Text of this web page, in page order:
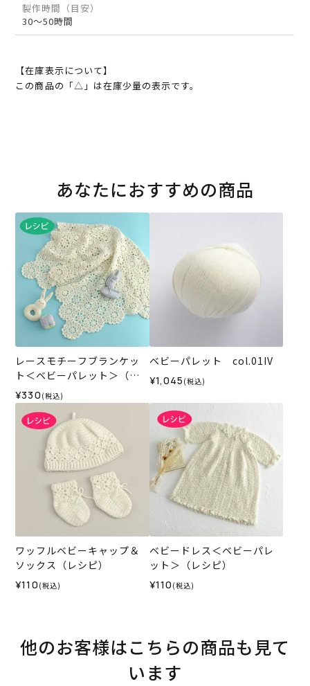
製作時間（目安）
30～50時間
【在庫表示について】
この商品の「△」は在庫少量の表示です。
あなたにおすすめの商品
レースモチーフブランケッ
ト＜ベビーパレット＞（レ
シピ）
¥330 (税込)
ベビーパレット col.01IV
¥1,045 (税込)
ワッフルベビーキャップ＆
ソックス（レシピ）
¥110 (税込)
ベビードレス＜ベビーパレ
ット＞（レシピ）
¥110 (税込)
他のお客様はこちらの商品も見て
います